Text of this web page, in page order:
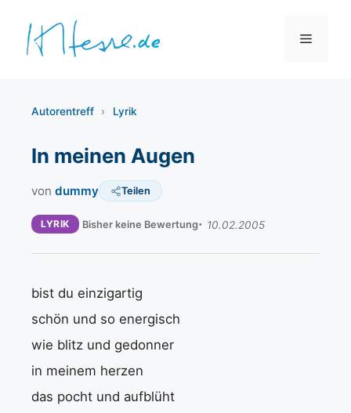
Inhalt
springen
Menü
Autorentreff › Lyrik
In meinen Augen
von dummy Teilen
LYRIK Bisher keine Bewertung 10.02.2005
bist du einzigartig
schön und so energisch
wie blitz und gedonner
in meinem herzen
das pocht und aufblüht